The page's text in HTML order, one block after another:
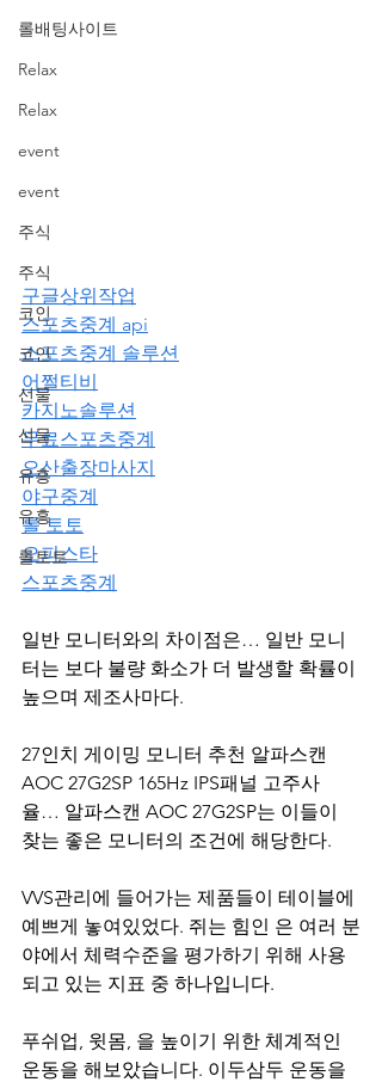
롤배팅사이트
Relax
Relax
event
event
주식
주식
코인
코인
선물
선물
유흥
유흥
롤토토
구글상위작업
스포츠중계 api
스포츠중계 솔루션
어쩔티비
카지노솔루션
무료스포츠중계
오산출장마사지
야구중계
롤 토토
오피스타
스포츠중계
일반 모니터와의 차이점은… 일반 모니
터는 보다 불량 화소가 더 발생할 확률이
높으며 제조사마다.
27인치 게이밍 모니터 추천 알파스캔
AOC 27G2SP 165Hz IPS패널 고주사
율… 알파스캔 AOC 27G2SP는 이들이
찾는 좋은 모니터의 조건에 해당한다.
VVS관리에 들어가는 제품들이 테이블에
예쁘게 놓여있었다. 쥐는 힘인 은 여러 분
야에서 체력수준을 평가하기 위해 사용
되고 있는 지표 중 하나입니다.
푸쉬업, 윗몸, 을 높이기 위한 체계적인
운동을 해보았습니다. 이두삼두 운동을